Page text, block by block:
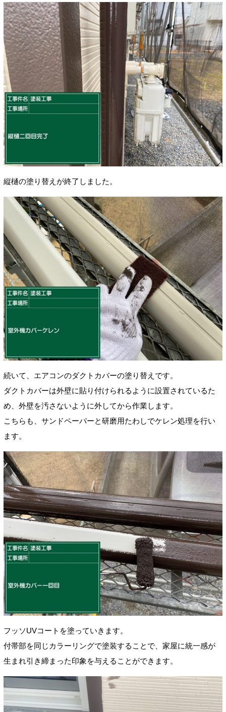
縦樋の塗り替えが終了しました。
続いて、エアコンのダクトカバーの塗り替えです。
ダクトカバーは外壁に貼り付けられるように設置されているた
め、外壁を汚さないように外してから作業します。
こちらも、サンドペーパーと研磨用たわしでケレン処理を行い
ます。
フッソUVコートを塗っていきます。
付帯部を同じカラーリングで塗装することで、家屋に統一感が
生まれ引き締まった印象を与えることができます。